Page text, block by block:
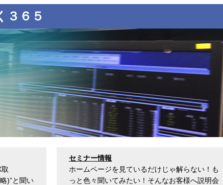
３６５
)”と聞い
セミナー情報
ホームページを見ているだけじゃ解らない！も
っと色々聞いてみたい！そんなお客様へ説明会